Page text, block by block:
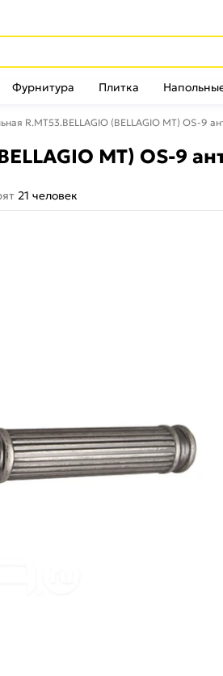
Фурнитура Плитка
R.MT53.BELLAGIO (BELLAGIO MT) OS-9
MT) OS-9
21 человек